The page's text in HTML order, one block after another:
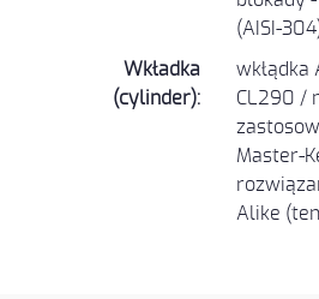
(AISI-
Wkładka
(cylinder):
wkłądka
CL290 /
Master-
Alike